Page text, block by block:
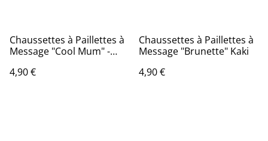
Chaussettes à Paillettes à
Message "Cool Mum" -
4,90 €
Chaussettes à Paillettes à
Message "Brunette" Kaki
4,90 €